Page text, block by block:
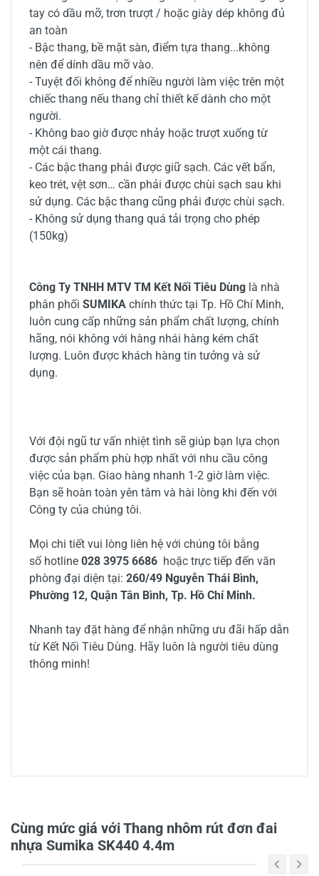
tay có dầu mỡ, trơn trượt / hoặc giày dép không đủ
an toàn
- Bậc thang, bề mặt sàn, điểm tựa thang...không
nên để dính dầu mỡ vào.
- Tuyệt đối không để nhiều người làm việc trên một
chiếc thang nếu thang chỉ thiết kế dành cho một
người.
- Không bao giờ được nhảy hoặc trượt xuống từ
một cái thang.
- Các bậc thang phải được giữ sạch. Các vết bẩn,
keo trét, vệt sơn… cần phải được chùi sạch sau khi
sử dụng. Các bậc thang cũng phải được chùi sạch.
- Không sử dụng thang quá tải trọng cho phép
(150kg)
Công Ty TNHH MTV TM Kết Nối Tiêu Dùng là nhà
phân phối SUMIKA chính thức tại Tp. Hồ Chí Minh,
luôn cung cấp những sản phẩm chất lượng, chính
hãng, nói không với hàng nhái hàng kém chất
lượng. Luôn được khách hàng tin tưởng và sử
dụng.
Với đội ngũ tư vấn nhiệt tình sẽ giúp bạn lựa chọn
được sản phẩm phù hợp nhất với nhu cầu công
việc của bạn. Giao hàng nhanh 1-2 giờ làm việc.
Bạn sẽ hoàn toàn yên tâm và hài lòng khi đến với
Công ty của chúng tôi.
Mọi chi tiết vui lòng liên hệ với chúng tôi bằng
số hotline 028 3975 6686 hoặc trực tiếp đến văn
phòng đại diện tại: 260/49 Nguyễn Thái Bình,
Phường 12, Quận Tân Bình, Tp. Hồ Chí Minh.
Nhanh tay đặt hàng để nhận những ưu đãi hấp dẫn
từ Kết Nối Tiêu Dùng. Hãy luôn là người tiêu dùng
thông minh!
Cùng mức giá với Thang nhôm rút đơn đai
nhựa Sumika SK440 4.4m